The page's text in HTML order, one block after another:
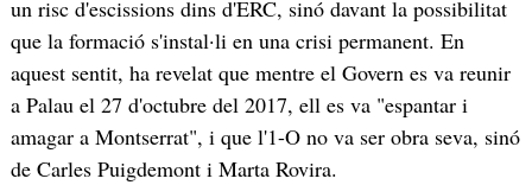
un risc d'escissions dins d'ERC, sinó davant la possibilitat
que la formació s'instal·li en una crisi permanent. En
aquest sentit, ha revelat que mentre el Govern es va reunir
a Palau el 27 d'octubre del 2017, ell es va "espantar i
amagar a Montserrat", i que l'1-O no va ser obra seva, sinó
de Carles Puigdemont i Marta Rovira.